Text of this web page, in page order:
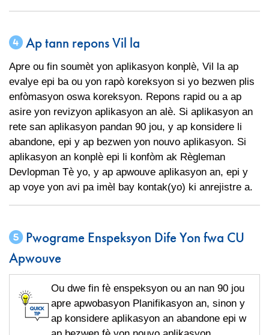
Ap tann repons Vil la
Apre ou fin soumèt yon aplikasyon konplè, Vil la ap
evalye epi ba ou yon rapò koreksyon si yo bezwen plis
enfòmasyon oswa koreksyon. Repons rapid ou a ap
asire yon revizyon aplikasyon an alè. Si aplikasyon an
rete san aplikasyon pandan 90 jou, y ap konsidere li
abandone, epi y ap bezwen yon nouvo aplikasyon. Si
aplikasyon an konplè epi li konfòm ak Règleman
Devlopman Tè yo, y ap apwouve aplikasyon an, epi y
ap voye yon avi pa imèl bay kontak(yo) ki anrejistre a.
Pwograme Enspeksyon Dife Yon fwa CU
Apwouve
Ou dwe fin fè enspeksyon ou an nan 90 jou
apre apwobasyon Planifikasyon an, sinon y
ap konsidere aplikasyon an abandone epi w